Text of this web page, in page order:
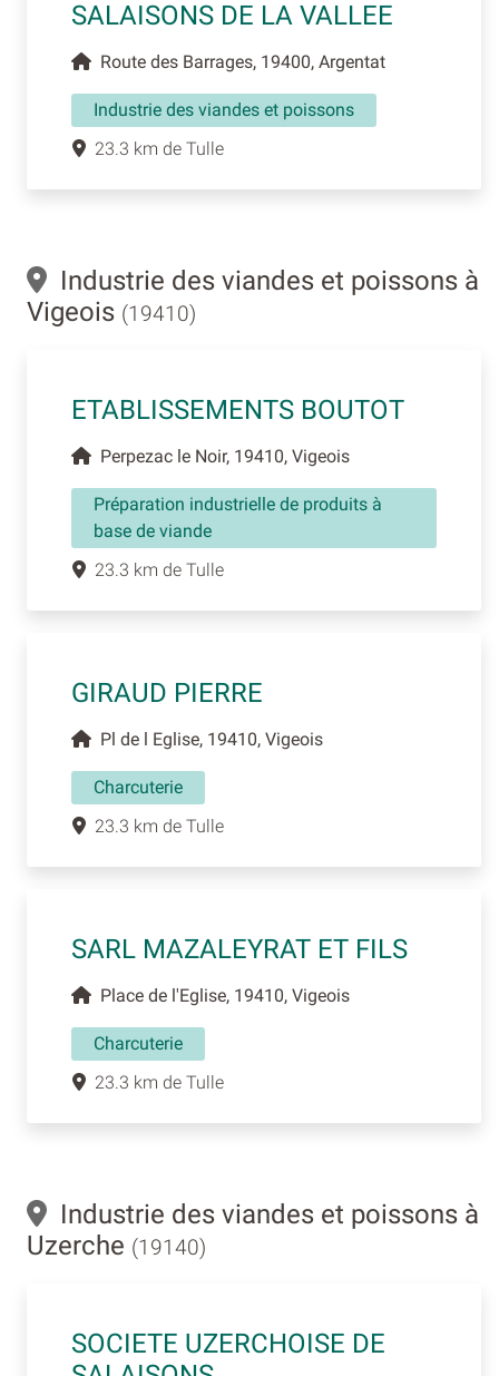
SALAISONS DE LA VALLEE
Route des Barrages, 19400, Argentat
Industrie des viandes et poissons
23.3 km de Tulle
Industrie des viandes et poissons à
Vigeois (19410)
ETABLISSEMENTS BOUTOT
Perpezac le Noir, 19410, Vigeois
Préparation industrielle de produits à
base de viande
23.3 km de Tulle
GIRAUD PIERRE
Pl de l Eglise, 19410, Vigeois
Charcuterie
23.3 km de Tulle
SARL MAZALEYRAT ET FILS
Place de l'Eglise, 19410, Vigeois
Charcuterie
23.3 km de Tulle
Industrie des viandes et poissons à
Uzerche (19140)
SOCIETE UZERCHOISE DE